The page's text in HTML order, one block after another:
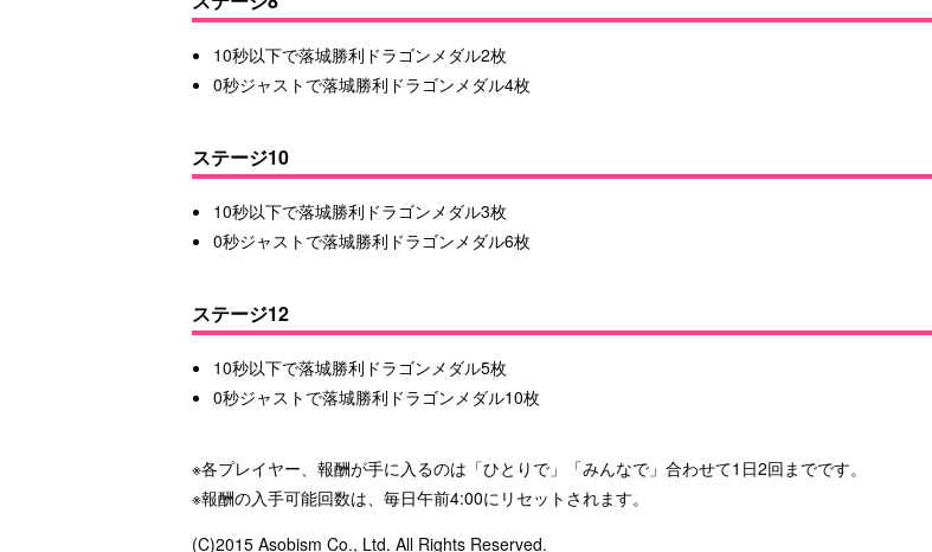
10秒以下で落城勝利ドラゴンメダル2枚
0秒ジャストで落城勝利ドラゴンメダル4枚
ステージ10
10秒以下で落城勝利ドラゴンメダル3枚
0秒ジャストで落城勝利ドラゴンメダル6枚
ステージ12
10秒以下で落城勝利ドラゴンメダル5枚
0秒ジャストで落城勝利ドラゴンメダル10枚
※各プレイヤー、報酬が手に入るのは「ひとりで」「みんなで」合わせて1日2回までです。
※報酬の入手可能回数は、毎日午前4:00にリセットされます。
(C)2015 Asobism Co., Ltd. All Rights Reserved.